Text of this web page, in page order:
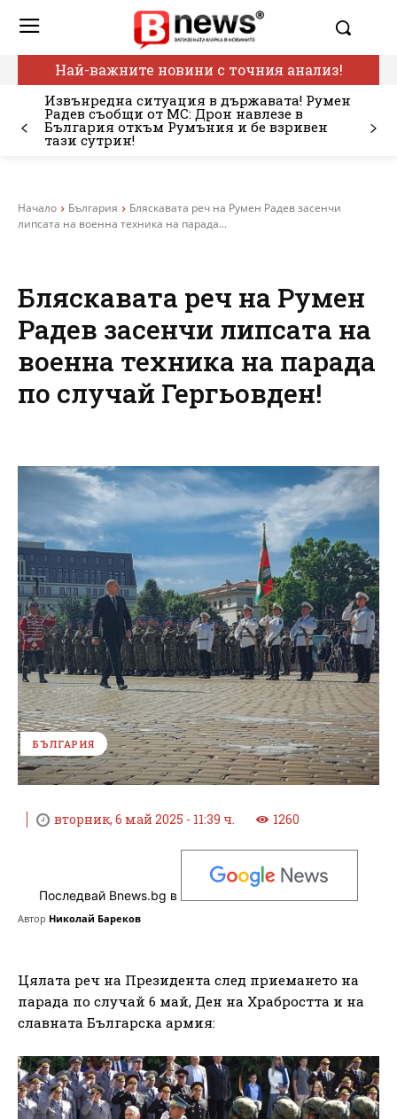
Най-важните новини с точния анализ!
Извънредна ситуация в държавата! Румен
Радев съобщи от МС: Дрон навлезе в
България откъм Румъния и бе взривен
тази сутрин!
Начало България
Бляскавата реч на Румен Радев засенчи
липсата на военна техника на парада...
Бляскавата реч на Румен
Радев засенчи липсата на
военна техника на парада
по случай Гергьовден!
БЪЛГАРИЯ
вторник, 6 май 2025 - 11:39 ч. 1260
Последвай Bnews.bg в
Автор Николай Бареков
Цялата реч на Президента след приемането на
парада по случай 6 май, Ден на Храбростта и на
славната Българска армия: